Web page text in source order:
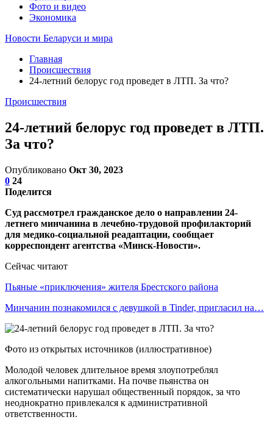
Фото и видео
Экономика
Новости Беларуси и мира
Главная
Происшествия
24-летний белорус год проведет в ЛТП. За что?
Происшествия
24-летний белорус год проведет в ЛТП.
За что?
Опубликовано Окт 30, 2023
0 24
Поделится
Суд рассмотрел гражданское дело о направлении 24-
летнего минчанина в лечебно-трудовой профилакторий
для медико-социальной реадаптации, сообщает
корреспондент агентства «Минск-Новости».
Сейчас читают
Пьяные «приключения» жителя Брестского района
Минчанин познакомился с девушкой в Tinder, пригласил на…
Фото из открытых источников (иллюстративное)
Молодой человек длительное время злоупотреблял
алкогольными напитками. На почве пьянства он
систематически нарушал общественный порядок, за что
неоднократно привлекался к административной
ответственности.